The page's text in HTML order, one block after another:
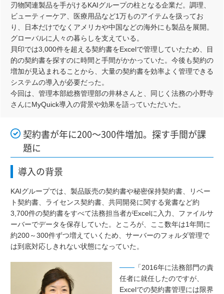
刃物関連製品を手がけるKAIグループの柱となる企業だ。調理、
ビューティーケア、医療用品など1万ものアイテムを扱ってお
り、日本だけでなくアメリカや中国などの海外にも製品を展開。
グローバルに人々の暮らしを支えている。
貝印では3,000件を超える契約書をExcelで管理していたため、目
的の契約書を探すのに時間と手間がかかっていた。今後も契約の
増加が見込まれることから、大量の契約書を効率よく管理できる
システムの導入が必要だった。
今回は、管理本部総務管理部の井林さんと、同じく法務の小野寺
さんにMyQuick導入の背景や効果を語っていただいた。
契約書が年に200～300件増加。探す手間が課
題に
導入の背景
KAIグループでは、製品販売の契約書や秘密保持契約書、リベー
ト契約書、ライセンス契約書、共同開発に関する覚書など約
3,700件の契約書をすべて法務担当者がExcelに入力、ファイルサ
ーバーでデータを保存していた。ところが、ここ数年は1年間に
約200～300件ずつ増えていくため、サーバーのフォルダ管理で
は到底対応しきれない状態になっていた。
─── 「2016年に法務部門の責
任者に就任したのですが、
Excelでの契約書管理には限界